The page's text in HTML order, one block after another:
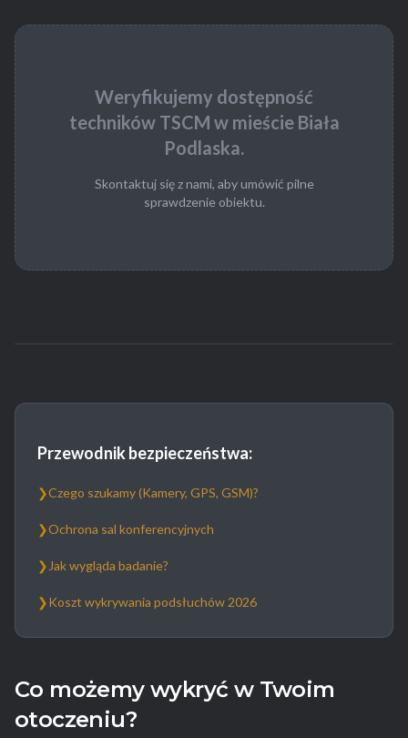
Weryfikujemy dostępność
techników TSCM w mieście Biała
Podlaska.
Skontaktuj się z nami, aby umówić pilne
sprawdzenie obiektu.
Przewodnik bezpieczeństwa:
❯Czego szukamy (Kamery, GPS, GSM)?
❯Ochrona sal konferencyjnych
❯ Jak wygląda badanie?
❯Koszt wykrywania podsłuchów 2026
Co możemy wykryć w Twoim
otoczeniu?